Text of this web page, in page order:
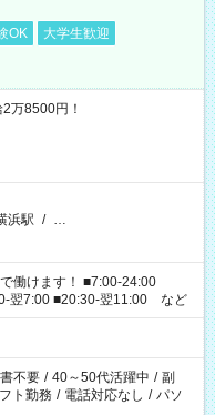
OK
大学生歓迎
万8500円！
浜駅 / …
働けます！ ■7:00-24:00
翌7:00 ■20:30-翌11:00 など
不要 / 40～50代活躍中 / 副
ト勤務 / 電話対応なし / パソ